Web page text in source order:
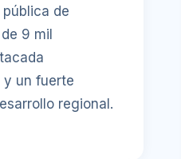
de
9 mil
un fuerte
regional.